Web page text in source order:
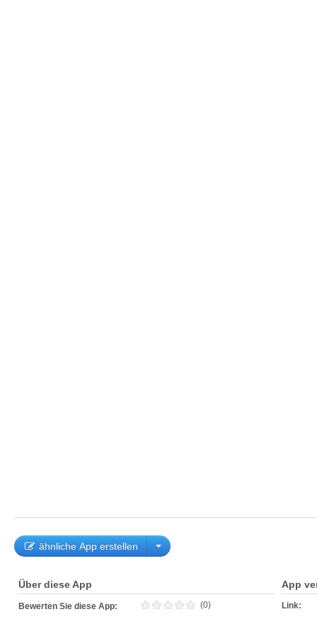
ähnliche App erstellen
Über diese App
Bewerten Sie diese App: (0)
App
Link: